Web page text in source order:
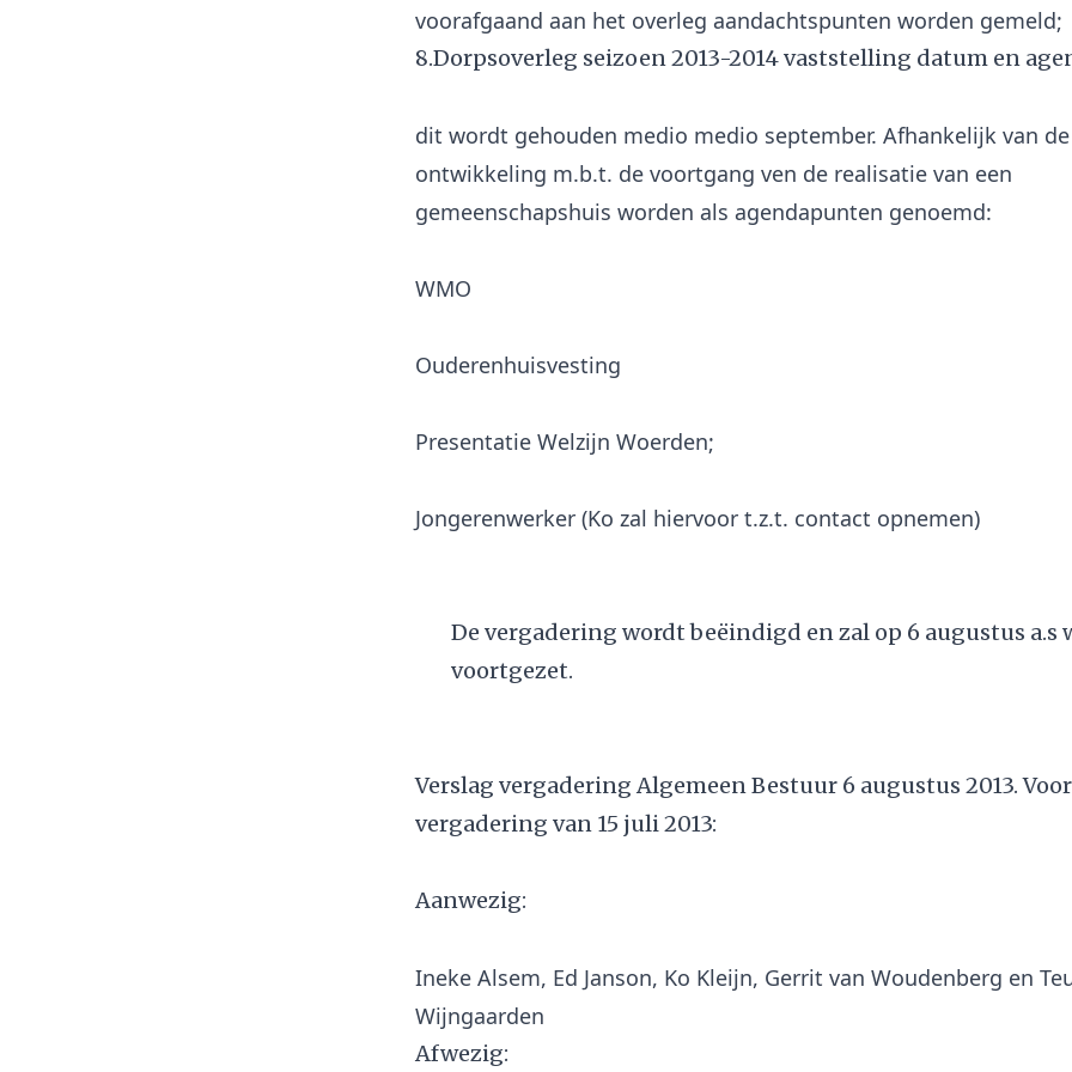
8.Dorpsoverleg seizoen 2013-2014 vaststelling datum en
dit wordt gehouden medio medio september. Afhankelijk van de
ontwikkeling m.b.t. de voortgang ven de realisatie van een
WMO
Ouderenhuisvesting
Presentatie Welzijn Woerden;
Jongerenwerker (Ko zal hiervoor t.z.t. contact opnemen)
De vergadering wordt beëindigd en zal op 6 augustus a.s
voortgezet.
Verslag vergadering Algemeen Bestuur 6 augustus 2013.
vergadering van 15 juli 2013:
Aanwezig:
Ineke Alsem, Ed Janson, Ko Kleijn, Gerrit van Woudenberg en
Afwezig: